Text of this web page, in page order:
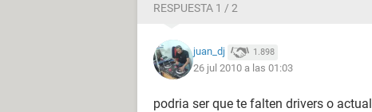
RESPUESTA 1 / 2
juan_dj 1.898
26 jul 2010 a las 01:03
podria ser que te falten drivers o